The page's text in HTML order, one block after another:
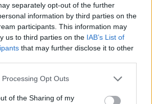
separately opt-out of the further
information by third parties on the
participants. This information may
us to third parties on the IAB’s List of
that may further disclose it to other
website/app uses one or more Google
or usage behaviour. You may click to
Opt Outs
of the Sharing of my
κόλπο που κάνουν οι